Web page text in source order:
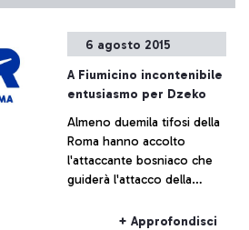
6 agosto 2015
A Fiumicino incontenibile
entusiasmo per Dzeko
Almeno duemila tifosi della
Roma hanno accolto
l'attaccante bosniaco che
guiderà l'attacco della
+ Approfondisci